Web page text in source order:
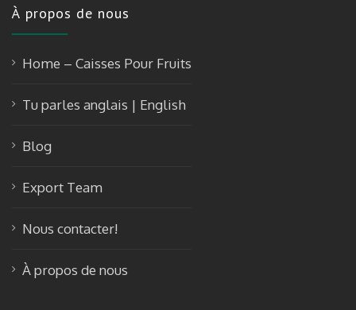
À propos de nous
Home – Caisses Pour Fruits
Tu parles anglais | English
Blog
Export Team
Nous contacter!
À propos de nous